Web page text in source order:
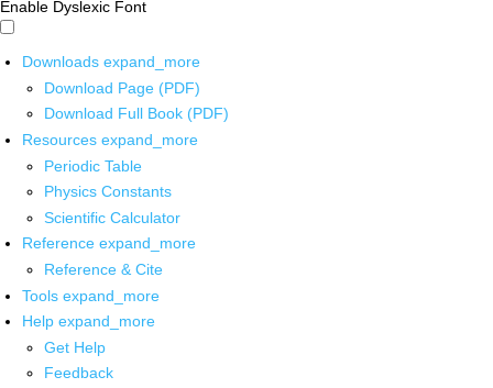
Enable Dyslexic Font
Downloads expand_more
Download Page (PDF)
Download Full Book (PDF)
Resources expand_more
Periodic Table
Physics Constants
Scientific Calculator
Reference expand_more
Reference & Cite
Tools expand_more
Help expand_more
Get Help
Feedback